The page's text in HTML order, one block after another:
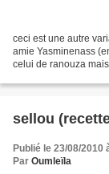
ceci est une autre
amie Yasminenass
celui de ranouza
sellou
Publié le 23/08/2010
Par Oumleïla